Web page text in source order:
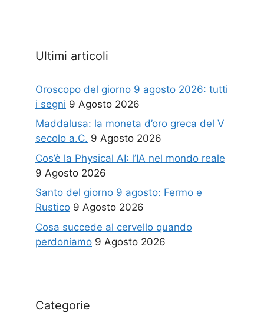
Ultimi articoli
Oroscopo del giorno 9 agosto 2026: tutti
i segni 9 Agosto 2026
Maddalusa: la moneta d’oro greca del V
secolo a.C. 9 Agosto 2026
Cos’è la Physical AI: l’IA nel mondo reale
9 Agosto 2026
Santo del giorno 9 agosto: Fermo e
Rustico 9 Agosto 2026
Cosa succede al cervello quando
perdoniamo 9 Agosto 2026
Categorie